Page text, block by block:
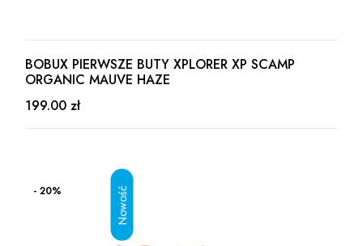
BOBUX PIERWSZE BUTY XPLORER XP SCAMP
ORGANIC MAUVE HAZE
199.00 zł
- 20%